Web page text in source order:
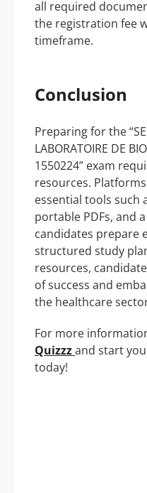
all required
the registration fee
timeframe.
Conclusion
Preparing for the
LABORATOIRE DE
1550224” exam
resources.
essential tools such
portable PDFs, and
candidates prepare
structured study
resources,
of success and
the healthcare
For more
Quizzzand start
today!